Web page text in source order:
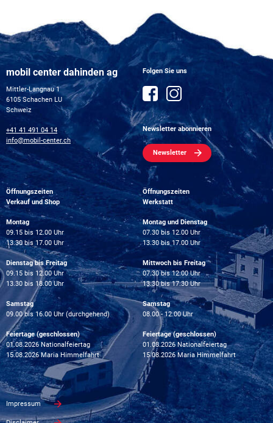
mobil center dahinden ag
Mittler-Langnau 1
6105 Schachen LU
Schweiz
+41 41 491 04 14
info@mobil-center.ch
Folgen Sie uns
Newsletter abonnieren
Newsletter
Öffnungszeiten
Verkauf und Shop
Montag
09.15 bis 12.00 Uhr
13.30 bis 17.00 Uhr
Dienstag bis Freitag
09.15 bis 12.00 Uhr
13.30 bis 18.00 Uhr
Samstag
09.00 bis 16.00 Uhr (durchgehend)
Feiertage (geschlossen)
01.08.2026 Nationalfeiertag
15.08.2026 Maria Himmelfahrt
Öffnungszeiten
Werkstatt
Montag und Dienstag
07.30 bis 12.00 Uhr
13.30 bis 17.00 Uhr
Mittwoch bis Freitag
07.30 bis 12.00 Uhr
13.30 bis 17.30 Uhr
Samstag
08.00 - 12.00 Uhr
Feiertage (geschlossen)
01.08.2026 Nationalfeiertag
15.08.2026 Maria Himmelfahrt
Impressum